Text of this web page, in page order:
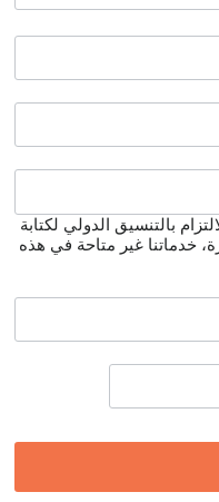
بالتنسيق الدولي لكتابة
خدماتنا غير متاحة في هذه